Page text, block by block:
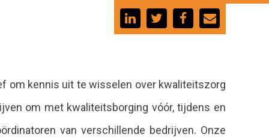
om kennis uit te wisselen over kwaliteitszorg
om met kwaliteitsborging vóór, tijdens en
van verschillende bedrijven. Onze